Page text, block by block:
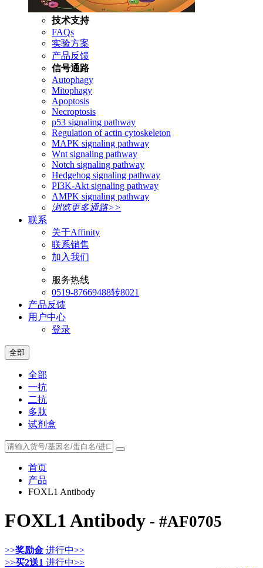
技术支持
FAQs
实验方案
产品反馈
信号通路
Autophagy
Mitophagy
Apoptosis
Necroptosis
p53 signaling pathway
Regulation of actin cytoskeleton
MAPK signaling pathway
Wnt signaling pathway
Notch signaling pathway
Hedgehog signaling pathway
PI3K-Akt signaling pathway
AMPK signaling pathway
浏览更多通路>>
联系
关于Affinity
联系销售
加入我们
服务热线
0519-87669488转8021
产品反馈
用户中心
登录
全部
全部
一抗
二抗
多肽
试剂盒
首页
产品
FOXL1 Antibody
FOXL1 Antibody - #AF0705
>>奖励金 进行中>>
>>买2送1 进行中>>